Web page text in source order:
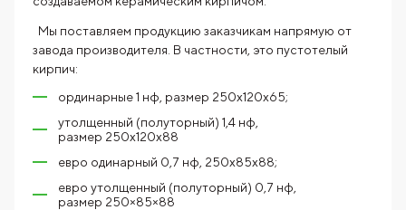
Мы поставляем продукцию заказчикам напрямую от
завода производителя. В частности, это пустотелый
кирпич:
ординарные 1 нф, размер 250х120х65;
утолщенный (полуторный) 1,4 нф,
размер 250x120x88
евро одинарный 0,7 нф, 250х85х88;
евро утолщенный (полуторный) 0,7 нф,
размер 250×85×88